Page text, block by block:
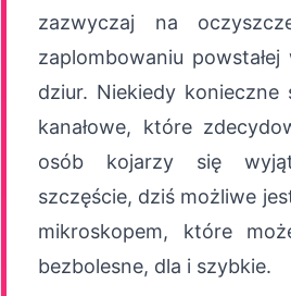
zazwyczaj na
zaplombowaniu
dziur. Niekiedy konieczne
kanałowe, które
osób kojarzy się
szczęście, dziś możliwe
mikroskopem, które
bezbolesne, dla i szybkie.